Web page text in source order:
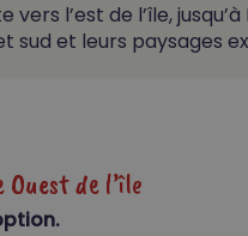
l’est de l’île,
sud et leurs paysages
de l’île